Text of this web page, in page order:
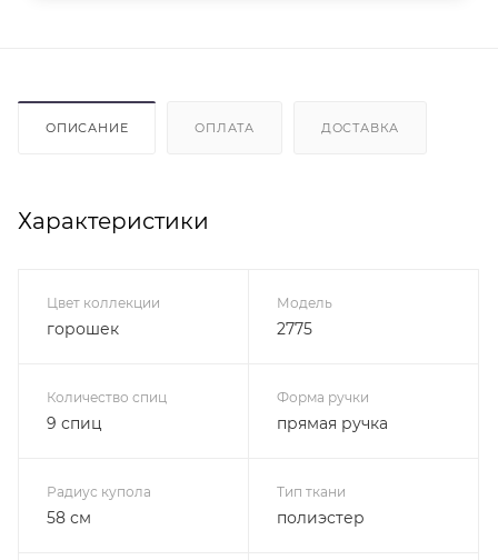
ОПИСАНИЕ ОПЛАТА ДОСТАВКА
Характеристики
Цвет коллекции
горошек
Модель
2775
Количество спиц
9 спиц
Форма ручки
прямая ручка
Радиус купола
58 см
Тип ткани
полиэстер